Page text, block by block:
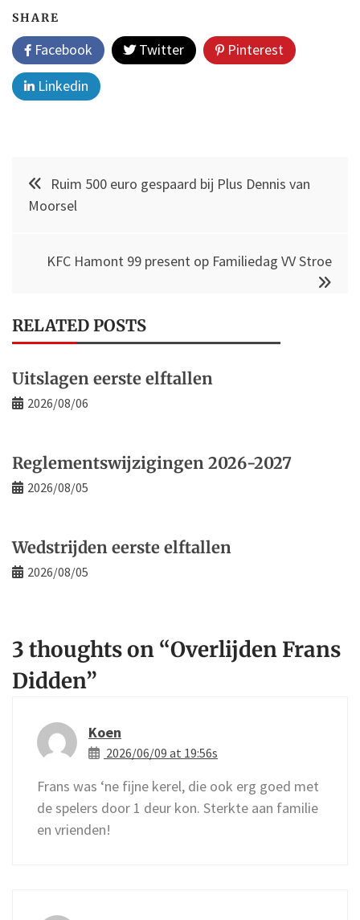
SHARE
Facebook Twitter
Pinterest
Linkedin
Post
navigation
Ruim 500 euro gespaard bij Plus Dennis van
Moorsel
KFC Hamont 99 present op Familiedag VV Stroe
RELATED POSTS
Uitslagen eerste elftallen
2026/08/06
Reglementswijzigingen 2026-2027
2026/08/05
Wedstrijden eerste elftallen
2026/08/05
3 thoughts on “Overlijden Frans
Didden”
Koen
2026/06/09 at 19:56s
Frans was ‘ne fijne kerel, die ook erg goed met
de spelers door 1 deur kon. Sterkte aan familie
en vrienden!